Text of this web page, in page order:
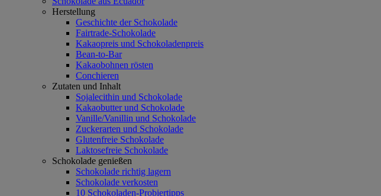
Herstellung
Geschichte der Schokolade
Fairtrade-Schokolade
Kakaopreis und Schokoladenpreis
Bean-to-Bar
Kakaobohnen rösten
Conchieren
Zutaten und Inhalt
Sojalecithin und Schokolade
Kakaobutter und Schokolade
Vanille/Vanillin und Schokolade
Zuckerarten und Schokolade
Glutenfreie Schokolade
Laktosefreie Schokolade
Schokolade genießen
Schokolade richtig lagern
Schokolade verkosten
10 Schokoladen-Probiertipps